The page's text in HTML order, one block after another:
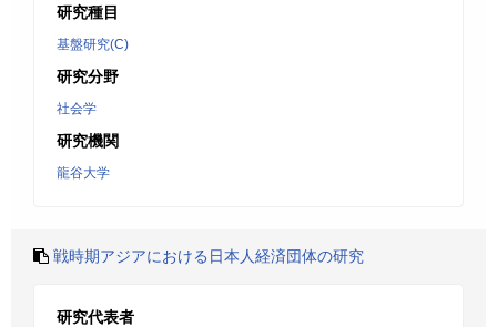
研究種目
基盤研究(C)
研究分野
社会学
研究機関
龍谷大学
戦時期アジアにおける日本人経済団体の研究
研究代表者